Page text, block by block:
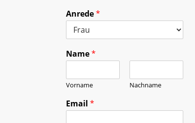
Anrede*
Name*
Vorname Nachname
Email *